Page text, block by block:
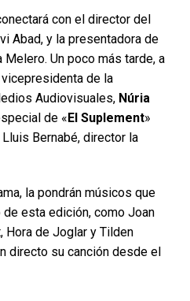
con el director del
Abad, y la presentadora de
Un poco más tarde, a
de la
Audiovisuales, Núria
de «El Suplement»
Bernabé, director la
la pondrán músicos que
esta edición, como Joan
Hora de Joglar y Tilden
directo su canción desde el